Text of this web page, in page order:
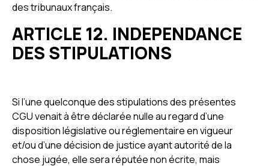
des tribunaux français.
ARTICLE 12. INDEPENDANCE
DES STIPULATIONS
Si l’une quelconque des stipulations des présentes
CGU venait à être déclarée nulle au regard d’une
disposition législative ou réglementaire en vigueur
et/ou d’une décision de justice ayant autorité de la
chose jugée, elle sera réputée non écrite, mais